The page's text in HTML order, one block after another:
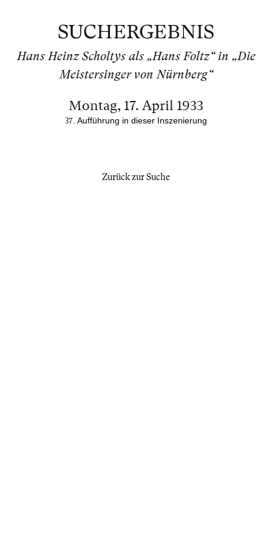
SUCHERGEBNIS
Hans Heinz Scholtys als „Hans Foltz“ in „Die
Meistersinger von Nürnberg“
Montag, 17. April 1933
37 . Aufführung in dieser Inszenierung
Zurück zur Suche